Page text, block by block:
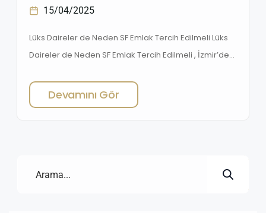
15/04/2025
Lüks Daireler de Neden SF Emlak Tercih Edilmeli Lüks
Daireler de Neden SF Emlak Tercih Edilmeli , İzmir’de
kesinlikle Buca oluyor. Gelişen mimari projeler,
modern altyapılar ve yeşil alanlara yakın
konumlarıyla lüks daire ve villa talepleri her geçen
alıcıların hayal ettiği konutlara ulaşmalarını sağlıyor.
Devamını Gör